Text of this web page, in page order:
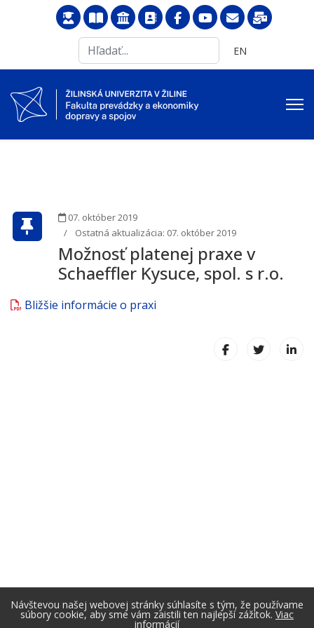
...
Vyberte váš jazyk
EN
07. október 2019
Ostatná aktualizácia: 07. október 2019
Možnosť platenej praxe v
Schaeffler Kysuce, spol. s r.o.
Bližšie informácie o praxi
Návštevou našej webovej stránky súhlasíte s tým, že používame
súbory cookie, aby sme vám zaistili ten najlepší zážitok. Viac
informácií